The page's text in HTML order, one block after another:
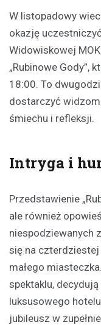
W listopadowy
okazję
Widowiskowej
„Rubinowe Gody”,
18:00. To
dostarczyć widzom
śmiechu i refleksji.
Intryga i
Przedstawienie
ale również
niespodziewanych
się na czterdziestej
małego
spektaklu,
luksusowego
jubileusz w